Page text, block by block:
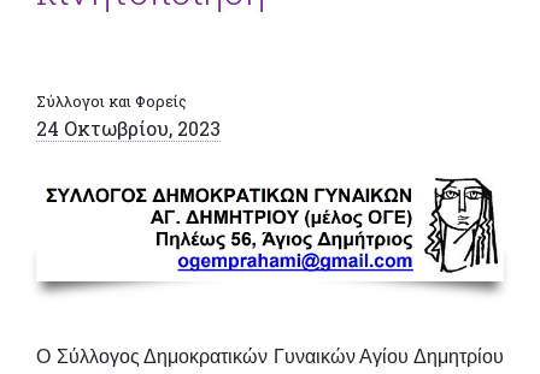
Σύλλογοι και Φορείς
24 Οκτωβρίου, 2023
O Σύλλογος Δημοκρατικών Γυναικών Αγίου Δημητρίου